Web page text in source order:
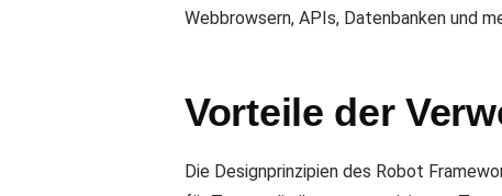
Webbrowsern, APIs, Datenbanken und
Vorteile der
Die Designprinzipien des Robot